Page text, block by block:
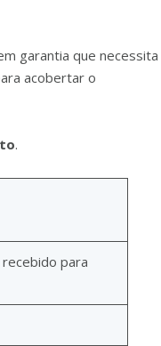
garantia que necessita
acobertar o
.
para